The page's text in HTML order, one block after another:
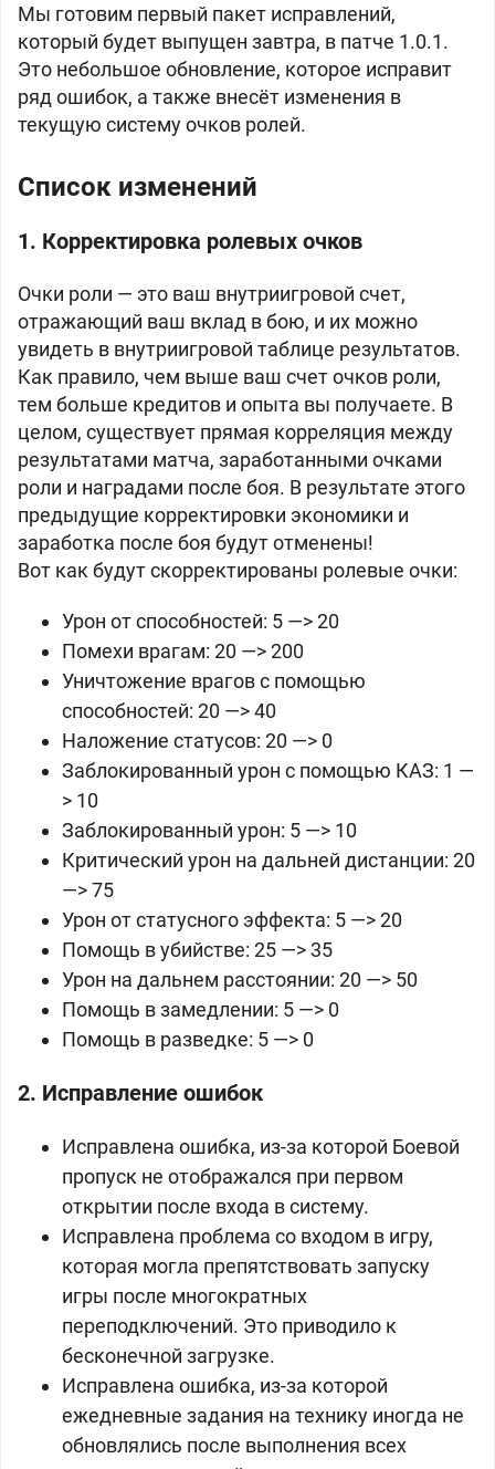
Мы готовим первый пакет исправлений,
который будет выпущен завтра, в патче 1.0.1.
Это небольшое обновление, которое исправит
ряд ошибок, а также внесёт изменения в
текущую систему очков ролей.
Список изменений
1. Корректировка ролевых очков
Очки роли — это ваш внутриигровой счет,
отражающий ваш вклад в бою, и их можно
увидеть в внутриигровой таблице результатов.
Как правило, чем выше ваш счет очков роли,
тем больше кредитов и опыта вы получаете. В
целом, существует прямая корреляция между
результатами матча, заработанными очками
роли и наградами после боя. В результате этого
предыдущие корректировки экономики и
заработка после боя будут отменены!
Вот как будут скорректированы ролевые очки:
Урон от способностей: 5 —> 20
Помехи врагам: 20 —> 200
Уничтожение врагов с помощью
способностей: 20 —> 40
Наложение статусов: 20 —> 0
Заблокированный урон с помощью КАЗ: 1 —
> 10
Заблокированный урон: 5 —> 10
Критический урон на дальней дистанции: 20
—> 75
Урон от статусного эффекта: 5 —> 20
Помощь в убийстве: 25 —> 35
Урон на дальнем расстоянии: 20 —> 50
Помощь в замедлении: 5 —> 0
Помощь в разведке: 5 —> 0
2. Исправление ошибок
Исправлена ​​ошибка, из-за которой Боевой
пропуск не отображался при первом
открытии после входа в систему.
Исправлена ​​проблема со входом в игру,
которая могла препятствовать запуску
игры после многократных
переподключений. Это приводило к
бесконечной загрузке.
Исправлена ​​ошибка, из-за которой
ежедневные задания на технику иногда не
обновлялись после выполнения всех